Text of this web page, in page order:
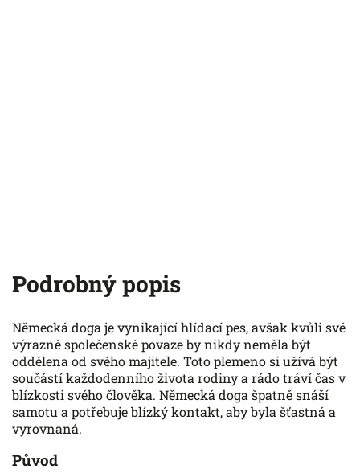
Podrobný popis
Německá doga je vynikající hlídací pes, avšak kvůli své
výrazně společenské povaze by nikdy neměla být
oddělena od svého majitele. Toto plemeno si užívá být
součástí každodenního života rodiny a rádo tráví čas v
blízkosti svého člověka. Německá doga špatně snáší
samotu a potřebuje blízký kontakt, aby byla šťastná a
vyrovnaná.
Původ